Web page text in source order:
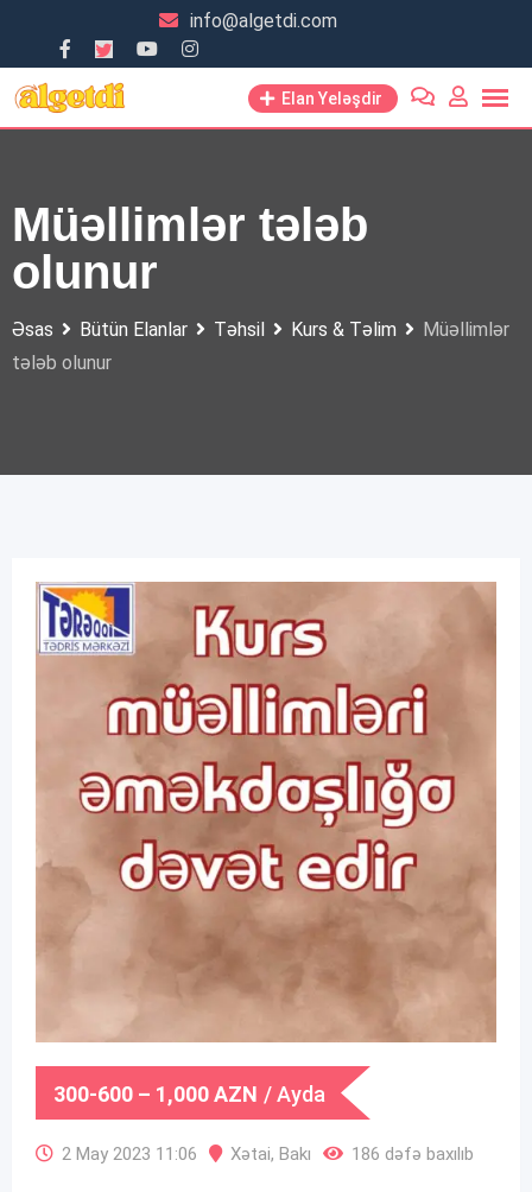
content
info@algetdi.com
Elan Yeləşdir
Müəllimlər tələb
olunur
Əsas Bütün Elanlar Təhsil Kurs & Təlim
Müəllimlər
tələb olunur
300-600 – 1,000AZN / Ayda
2 May 2023 11:06 Xətai, Bakı 186 dəfə baxılıb